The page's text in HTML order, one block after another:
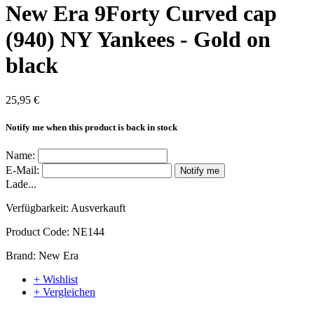
New Era 9Forty Curved cap
(940) NY Yankees - Gold on
black
25,95 €
Notify me when this product is back in stock
Name:
E-Mail:
Notify me
Lade...
Verfügbarkeit: Ausverkauft
Product Code: NE144
Brand: New Era
+ Wishlist
+ Vergleichen